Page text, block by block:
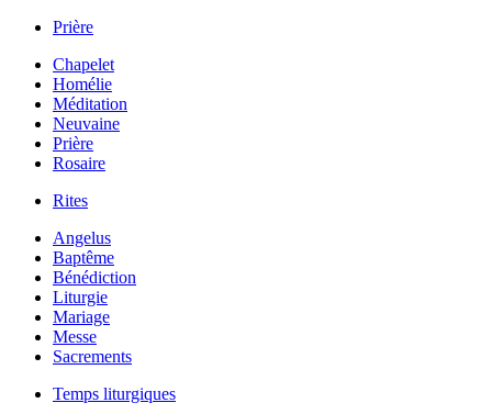
Prière
Chapelet
Homélie
Méditation
Neuvaine
Prière
Rosaire
Rites
Angelus
Baptême
Bénédiction
Liturgie
Mariage
Messe
Sacrements
Temps liturgiques